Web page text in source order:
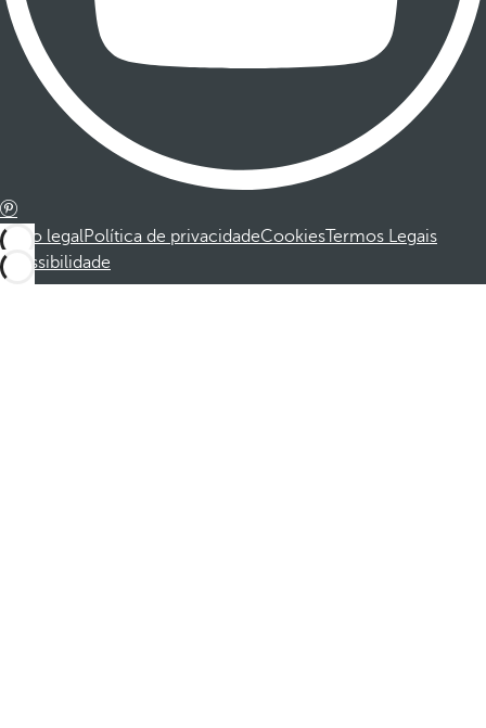
Aviso legalPolítica de privacidadeCookiesTermos Legais
Acessibilidade